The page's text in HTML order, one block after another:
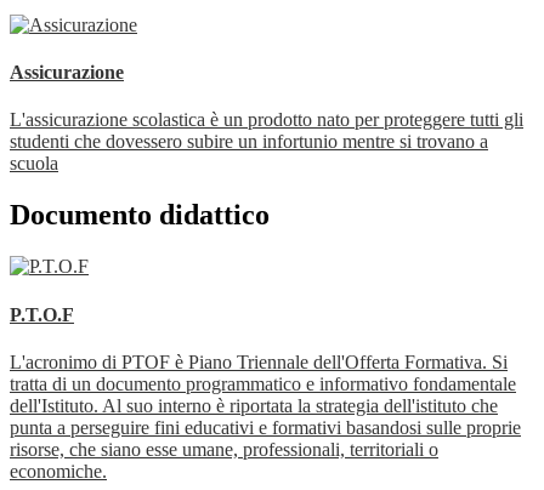
Assicurazione
L'assicurazione scolastica è un prodotto nato per proteggere tutti gli
studenti che dovessero subire un infortunio mentre si trovano a
scuola
Documento didattico
P.T.O.F
L'acronimo di PTOF è Piano Triennale dell'Offerta Formativa. Si
tratta di un documento programmatico e informativo fondamentale
dell'Istituto. Al suo interno è riportata la strategia dell'istituto che
punta a perseguire fini educativi e formativi basandosi sulle proprie
risorse, che siano esse umane, professionali, territoriali o
economiche.